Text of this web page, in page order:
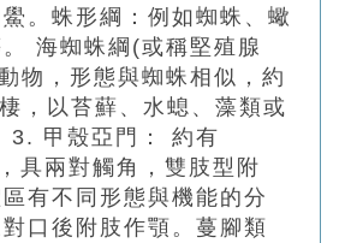
。蛛形綱：例如蜘蛛、蠍
海蜘蛛綱(或稱堅殖腺
物，形態與蜘蛛相似，約
，以苔蘚、水螅、藻類或
3. 甲殼亞門： 約有
具兩對觸角，雙肢型附
有不同形態與機能的分
口後附肢作顎。蔓腳類